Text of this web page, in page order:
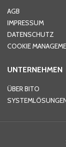
Telefon
AGB
IMPRESSUM
DATENSCHUTZ
COOKIE
UNTERNEHMEN
ÜBER BITO